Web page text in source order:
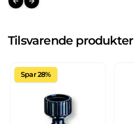
Previous slide
Next slide
Tilsvarende produkter
Spar 28%